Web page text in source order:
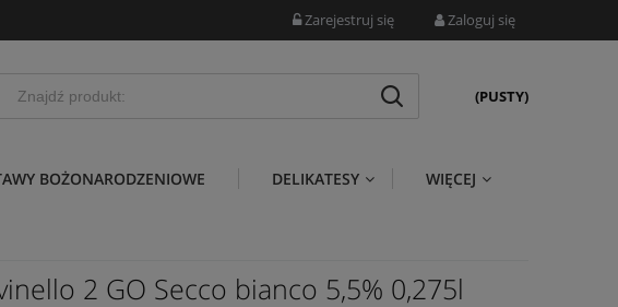
Zarejestruj się Zaloguj się
(PUSTY)
BOŻONARODZENIOWE DELIKATESY WIĘCEJ
2 GO Secco bianco 5,5% 0,275l